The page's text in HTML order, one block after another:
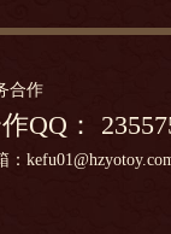
合作
QQ：
：